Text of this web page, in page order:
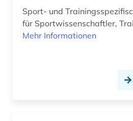
Sport- und
für Sportwissenschaftler,
Mehr Informationen